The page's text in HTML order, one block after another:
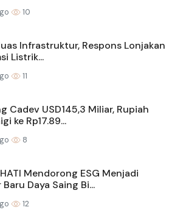
10
Infrastruktur, Respons Lonjakan
Listrik...
11
Cadev USD145,3 Miliar, Rupiah
ke Rp17.89...
8
Mendorong ESG Menjadi
Daya Saing Bi...
12